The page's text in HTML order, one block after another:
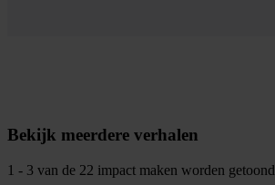
Bekijk meerdere verhalen
1 - 3 van de 22 impact maken worden getoond